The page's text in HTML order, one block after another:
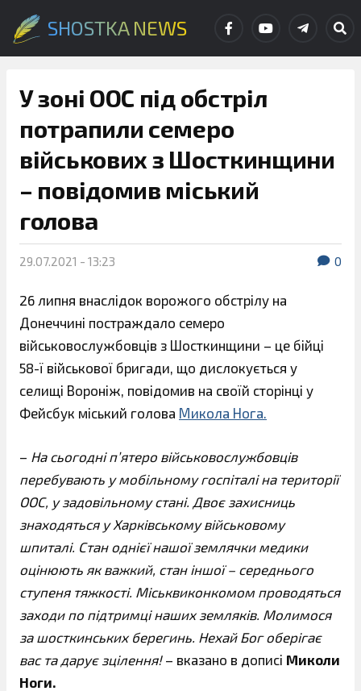
SHOSTKA NEWS
У зоні ООС під обстріл
потрапили семеро
військових з Шосткинщини
– повідомив міський
голова
29.07.2021 - 13:23 0
26 липня внаслідок ворожого обстрілу на
Донеччині постраждало семеро
військовослужбовців з Шосткинщини – це бійці
58-ї військової бригади, що дислокується у
селищі Вороніж, повідомив на своїй сторінці у
Фейсбук міський голова Микола Нога.
– На сьогодні п’ятеро військовослужбовців
перебувають у мобільному госпіталі на території
ООС, у задовільному стані. Двоє захисниць
знаходяться у Харківському військовому
шпиталі. Стан однієї нашої землячки медики
оцінюють як важкий, стан іншої – середнього
ступеня тяжкості. Міськвиконкомом проводяться
заходи по підтримці наших земляків. Молимося
за шосткинських берегинь. Нехай Бог оберігає
вас та дарує зцілення!– вказано в дописі Миколи
Ноги.